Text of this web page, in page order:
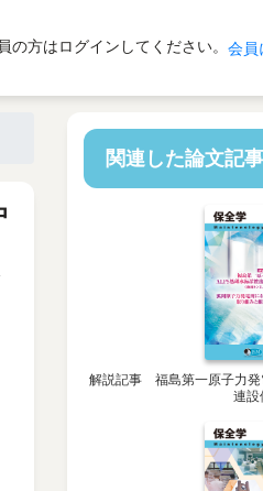
の方はログインしてください。 会員
関連した論文記事
解説記事 福島第一原子力発
連設